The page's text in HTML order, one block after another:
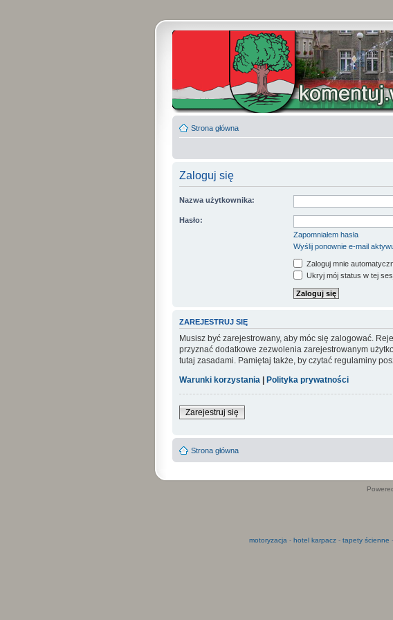
Strona główna
Zaloguj się
Nazwa użytkownika:
Hasło:
Zapomniałem hasła
Wyślij ponownie e-mail
Zaloguj mnie
Ukryj mój status w tej
ZAREJESTRUJ SIĘ
Musisz być zarejestrowany, aby móc się zalogować.
przyznać dodatkowe zezwolenia zarejestrowanym
tutaj zasadami. Pamiętaj także, by czytać regulaminy
Warunki korzystania | Polityka prywatności
Zarejestruj się
Strona główna
motoryzacja - hotel karpacz- tapety ścienne -